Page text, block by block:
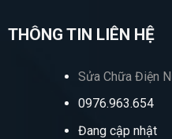
THÔNG TIN LIÊN HỆ
Sửa Chữa Điện
0976.963.654
Đang cập nhật